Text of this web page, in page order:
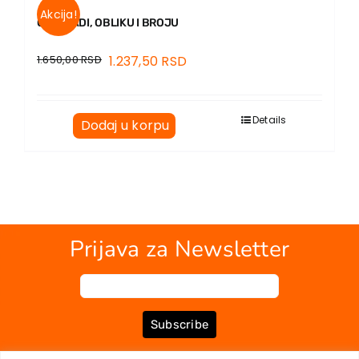
Akcija!
O MONADI, OBLIKU I BROJU
1.650,00RSD 1.237,50 RSD
Dodaj u korpu Details
Prijava za Newsletter
Subscribe